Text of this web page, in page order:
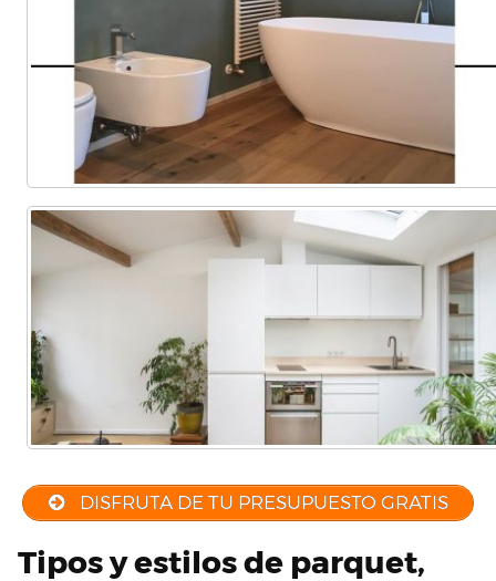
Comercial
Vivienda
(Completa)
Vivienda
(Parcial)
DISFRUTA DE TU PRESUPUESTO GRATIS
Tipos y estilos de parquet,